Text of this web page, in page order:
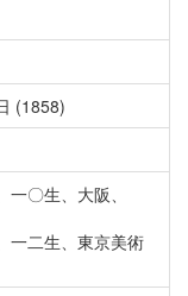
(1858)
〇生、大阪、
二生、東京美術